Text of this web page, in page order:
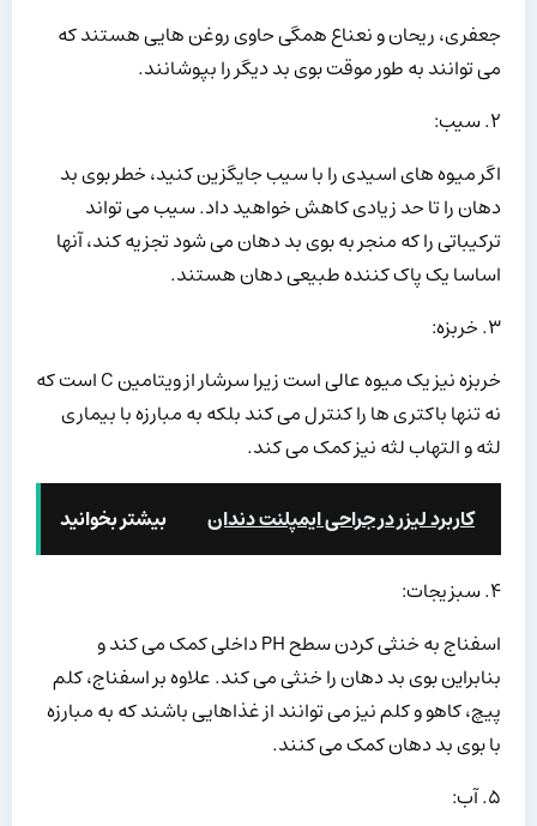
جعفری، ریحان و نعناع همگی حاوی روغن هایی هستند که
می توانند به طور موقت بوی بد دیگر را بپوشانند.
۲. سیب:
اگر میوه های اسیدی را با سیب جایگزین کنید، خطر بوی بد
دهان را تا حد زیادی کاهش خواهید داد. سیب می تواند
ترکیباتی را که منجر به بوی بد دهان می شود تجزیه کند، آنها
اساسا یک پاک کننده طبیعی دهان هستند.
۳. خربزه:
خربزه نیز یک میوه عالی است زیرا سرشار از ویتامین C است که
نه تنها باکتری ها را کنترل می کند بلکه به مبارزه با بیماری
لثه و التهاب لثه نیز کمک می کند.
بیشتر بخوانید کاربرد لیزر در جراحی ایمپلنت دندان
۴. سبزیجات:
اسفناج به خنثی کردن سطح PH داخلی کمک می کند و
بنابراین بوی بد دهان را خنثی می کند. علاوه بر اسفناج، کلم
پیچ، کاهو و کلم نیز می توانند از غذاهایی باشند که به مبارزه
با بوی بد دهان کمک می کنند.
۵. آب: